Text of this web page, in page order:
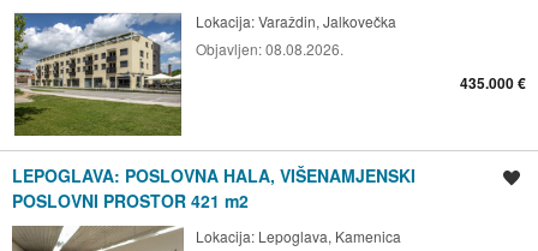
Lokacija:Varaždin, Jalkovečka
Objavljen:08.08.2026.
435.000 €
LEPOGLAVA: POSLOVNA HALA, VIŠENAMJENSKI
POSLOVNI PROSTOR 421 m2
Lokacija: Lepoglava, Kamenica